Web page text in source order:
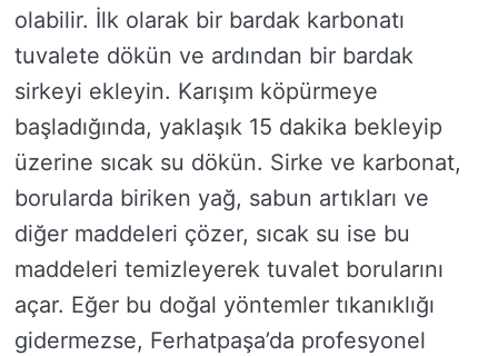
olabilir. İlk olarak bir bardak karbonatı
tuvalete dökün ve ardından bir bardak
sirkeyi ekleyin. Karışım köpürmeye
başladığında, yaklaşık 15 dakika bekleyip
üzerine sıcak su dökün. Sirke ve karbonat,
borularda biriken yağ, sabun artıkları ve
diğer maddeleri çözer, sıcak su ise bu
maddeleri temizleyerek tuvalet borularını
açar. Eğer bu doğal yöntemler tıkanıklığı
gidermezse, Ferhatpaşa’da profesyonel